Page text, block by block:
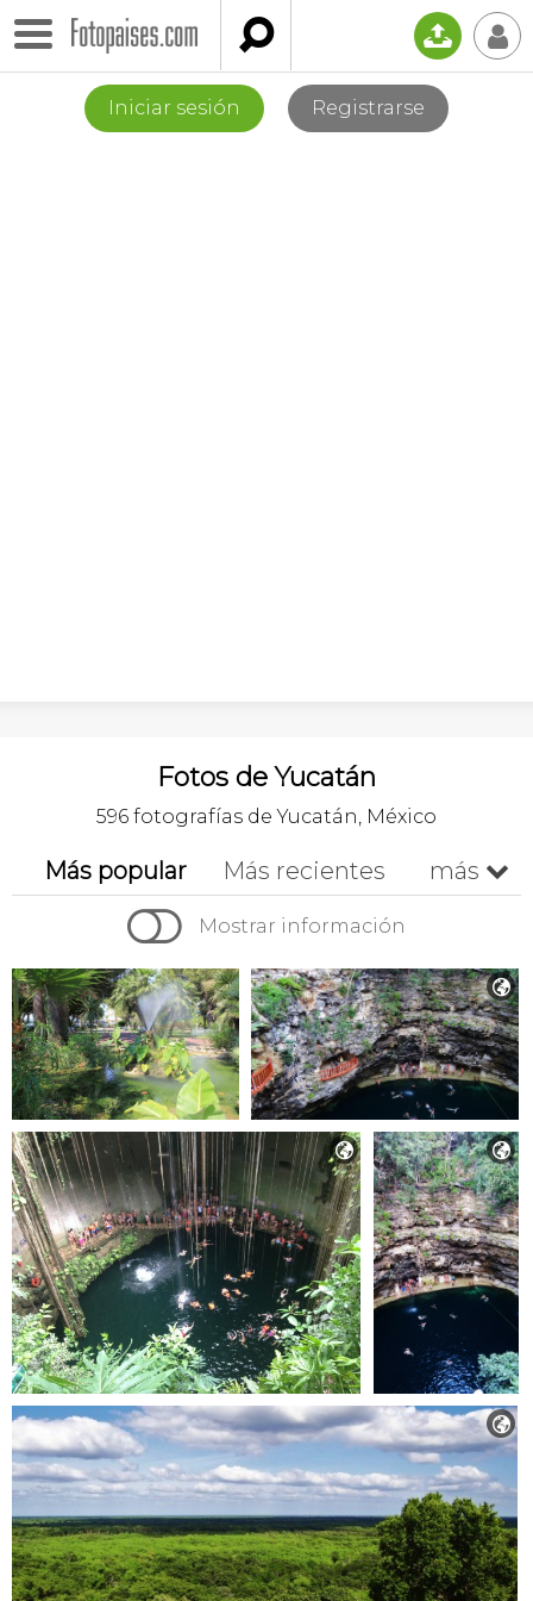
 📤 👤
Iniciar sesión Registrarse
Fotos de Yucatán
596 fotografías de Yucatán, México
Más popular
Más recientes
Cronológico
A-z Z-a
más 
 Mostrar información

 
